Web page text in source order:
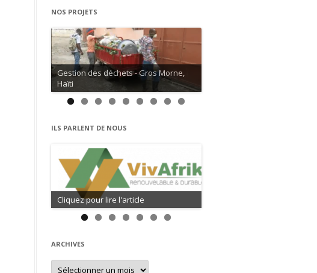
NOS PROJETS
Gestion des déchets - Gros Morne,
Haïti
ILS PARLENT DE NOUS
Cliquez pour lire l'article
ARCHIVES
Archives